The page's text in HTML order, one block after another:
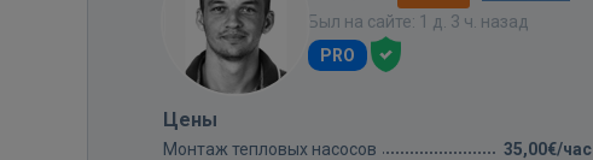
Был на сайте: 1 д. 3 ч. назад
PRO
Цены
Монтаж тепловых насосов 35,00€/час